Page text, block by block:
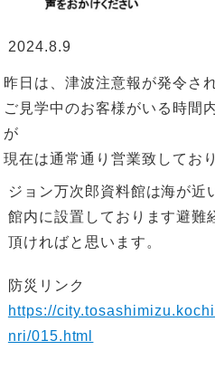
2024.8.9
昨日は、津波注意報が発令さ
ご見学中のお客様がいる時間
が
現在は通常通り営業致してお
ジョン万次郎資料館は海が近
館内に設置しております避難
頂ければと思います。
防災リンク
https://
nri/015.html